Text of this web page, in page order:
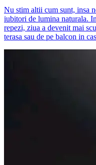
Nu stim altii cum sunt, insa
iubitori de lumina naturala.
repezi, ziua a devenit mai
terasa sau de pe balcon in